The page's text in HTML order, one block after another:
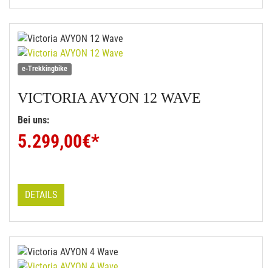
e-Trekkingbike
VICTORIA AVYON 12 WAVE
Bei uns:
5.299,00€*
DETAILS